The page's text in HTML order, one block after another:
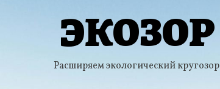
ЭКОЗОР
Расширяем экологический кругозор